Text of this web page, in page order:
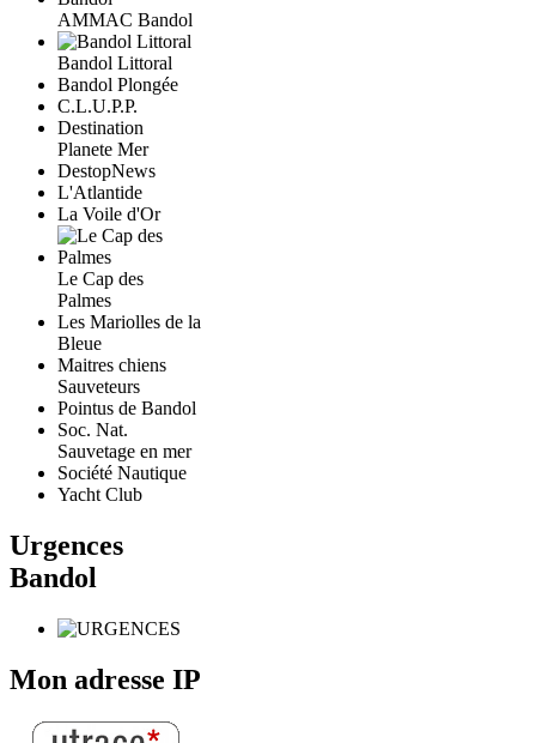
AMMAC Bandol
Bandol Littoral
Bandol Plongée
C.L.U.P.P.
Destination
Planete Mer
DestopNews
L'Atlantide
La Voile d'Or
Le Cap des
Palmes
Les Mariolles de la
Bleue
Maitres chiens
Sauveteurs
Pointus de Bandol
Soc. Nat.
Sauvetage en mer
Société Nautique
Yacht Club
Urgences
Bandol
Mon adresse IP